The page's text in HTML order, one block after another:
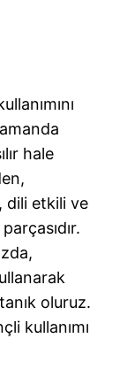
hale
dili etkili ve
oluruz.
kullanımı